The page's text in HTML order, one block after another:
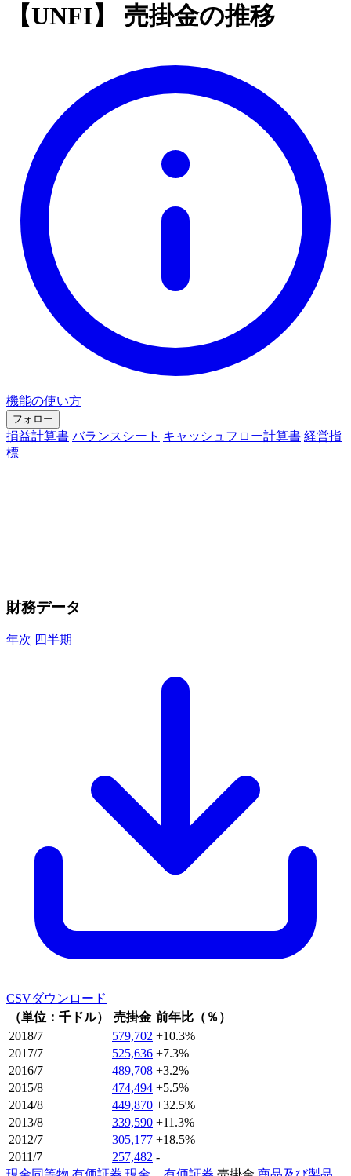
【UNFI】 売掛金の推移
機能の使い方
フォロー
損益計算書 バランスシート キャッシュフロー計算書 経営指
標
財務データ
年次 四半期
CSVダウンロード
（単位：千ドル）
売掛金 前年比（％）
2018/7
579,702 +10.3%
2017/7
525,636 +7.3%
2016/7
489,708 +3.2%
2015/8
474,494 +5.5%
2014/8
449,870 +32.5%
2013/8
339,590 +11.3%
2012/7
305,177 +18.5%
2011/7
257,482 -